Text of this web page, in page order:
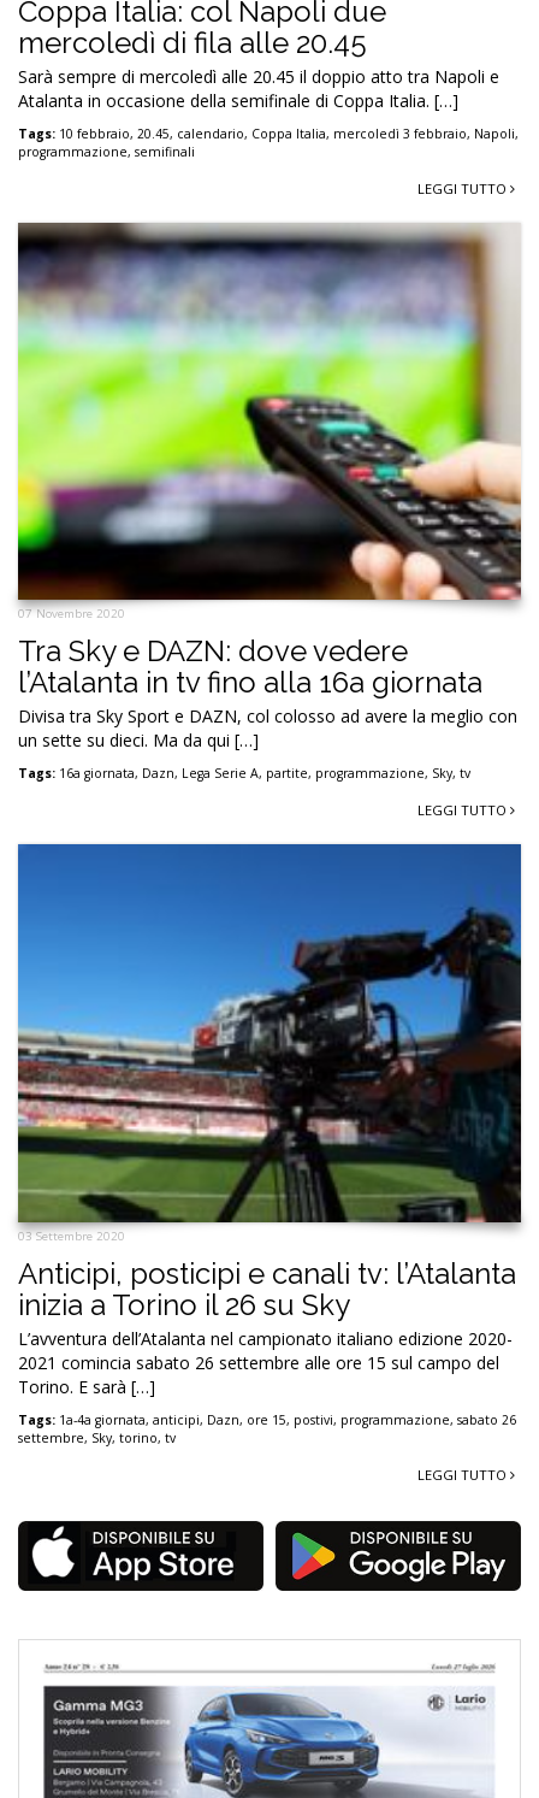
Coppa Italia: col Napoli due
mercoledì di fila alle 20.45
Sarà sempre di mercoledì alle 20.45 il doppio atto tra Napoli e
Atalanta in occasione della semifinale di Coppa Italia. […]
Tags: 10 febbraio, 20.45, calendario, Coppa Italia, mercoledì 3 febbraio, Napoli,
programmazione, semifinali
LEGGI TUTTO
07 Novembre 2020
Tra Sky e DAZN: dove vedere
l’Atalanta in tv fino alla 16a giornata
Divisa tra Sky Sport e DAZN, col colosso ad avere la meglio con
un sette su dieci. Ma da qui […]
Tags: 16a giornata, Dazn, Lega Serie A, partite, programmazione, Sky, tv
LEGGI TUTTO
03 Settembre 2020
Anticipi, posticipi e canali tv: l’Atalanta
inizia a Torino il 26 su Sky
L’avventura dell’Atalanta nel campionato italiano edizione 2020-
2021 comincia sabato 26 settembre alle ore 15 sul campo del
Torino. E sarà […]
Tags: 1a-4a giornata, anticipi, Dazn, ore 15, postivi, programmazione, sabato 26
settembre, Sky, torino, tv
LEGGI TUTTO